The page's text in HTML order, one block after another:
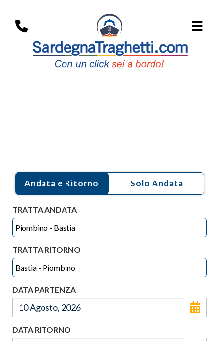
Andata e Ritorno
TRATTA ANDATA
TRATTA RITORNO
DATA PARTENZA
DATA RITORNO